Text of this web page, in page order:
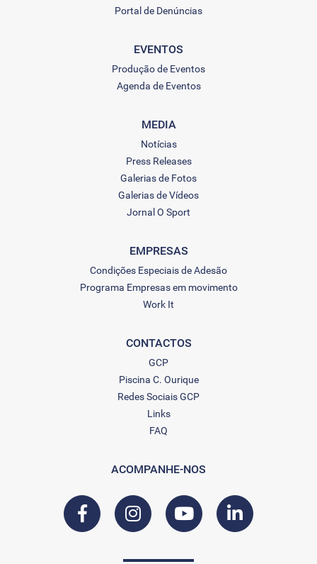
Portal de Denúncias
EVENTOS
Produção de Eventos
Agenda de Eventos
MEDIA
Notícias
Press Releases
Galerias de Fotos
Galerias de Vídeos
Jornal O Sport
EMPRESAS
Condições Especiais de Adesão
Programa Empresas em movimento
Work It
CONTACTOS
GCP
Piscina C. Ourique
Redes Sociais GCP
Links
FAQ
ACOMPANHE-NOS